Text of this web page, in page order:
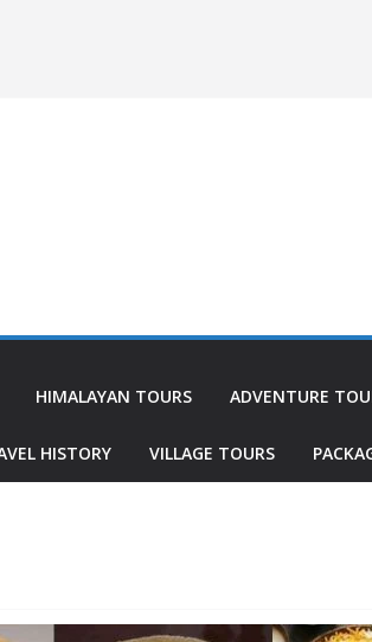
HIMALAYAN TOURS ADVENTURE
HISTORY VILLAGE TOURS